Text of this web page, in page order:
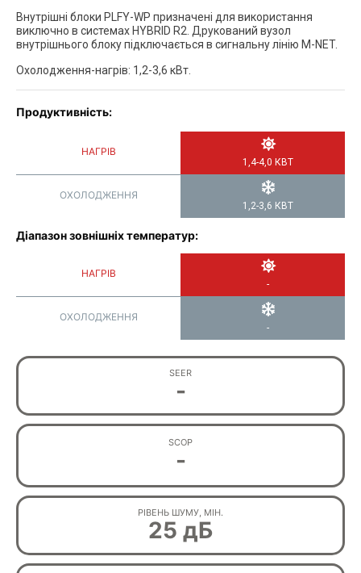
Внутрішні блоки PLFY-WP призначені для використання
виключно в системах HYBRID R2. Друкований вузол
внутрішнього блоку підключається в сигнальну лінію M-NET.
Охолодження-нагрів: 1,2-3,6 кВт.
Продуктивність:
НАГРІВ
1,4-4,0 КВТ
ОХОЛОДЖЕННЯ
1,2-3,6 КВТ
Діапазон зовнішніх температур:
НАГРІВ
-
ОХОЛОДЖЕННЯ
-
SEER
-
SCOP
-
РІВЕНЬ ШУМУ, МІН.
25 дБ